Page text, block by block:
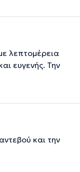
λεπτομέρεια
ευγενής. Την
και την